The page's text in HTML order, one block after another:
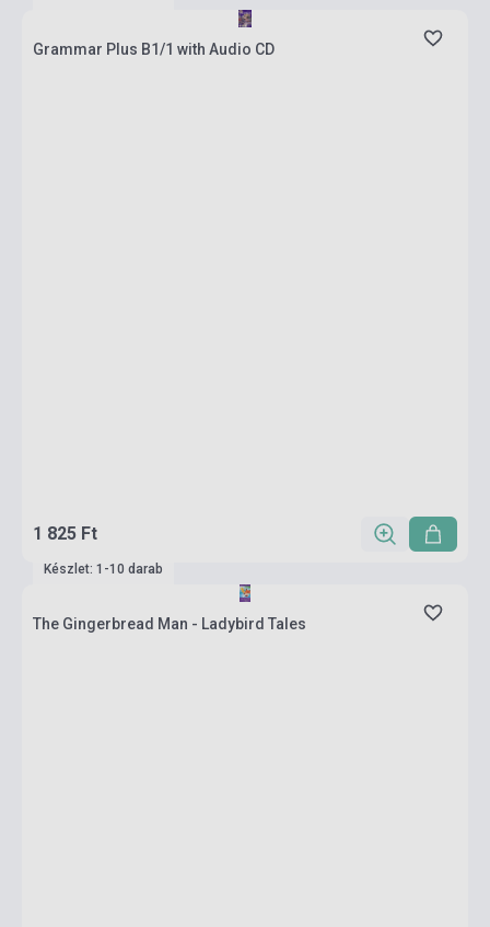
Grammar Plus B1/1 with Audio CD
1 825 Ft
Készlet: 1-10 darab
The Gingerbread Man - Ladybird Tales